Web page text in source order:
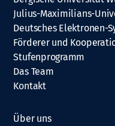
Julius-Maximilians-
Deutsches Elektronen-
Förderer und
Stufenprogramm
Das Team
Kontakt
Über uns